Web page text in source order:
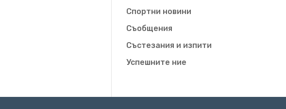
Спортни новини
Съобщения
Състезания и изпити
Успешните ние